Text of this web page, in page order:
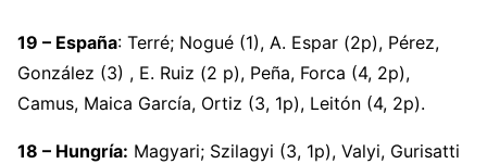
19 – España: Terré; Nogué (1), A. Espar (2p), Pérez,
González (3) , E. Ruiz (2 p), Peña, Forca (4, 2p),
Camus, Maica García, Ortiz (3, 1p), Leitón (4, 2p).
18 – Hungría: Magyari; Szilagyi (3, 1p), Valyi, Gurisatti